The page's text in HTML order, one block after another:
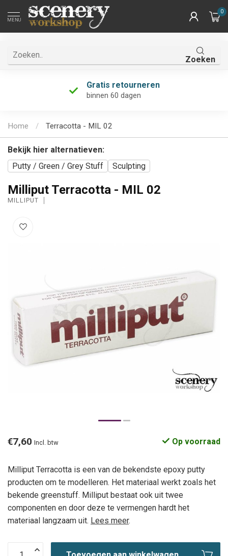
MENU
0
Zoeken
Gratis retourneren
binnen 60 dagen
Home / Terracotta - MIL 02
Bekijk hier alternatieven:
Putty / Green / Grey Stuff
Sculpting
Milliput Terracotta - MIL 02
MILLIPUT
€7,60 Incl. btw Op voorraad
Milliput Terracotta is een van de bekendste epoxy putty
producten om te modelleren. Het materiaal werkt zoals het
bekende greenstuff. Milliput bestaat ook uit twee
componenten en door deze te vermengen hardt het
materiaal langzaam uit. Lees meer.